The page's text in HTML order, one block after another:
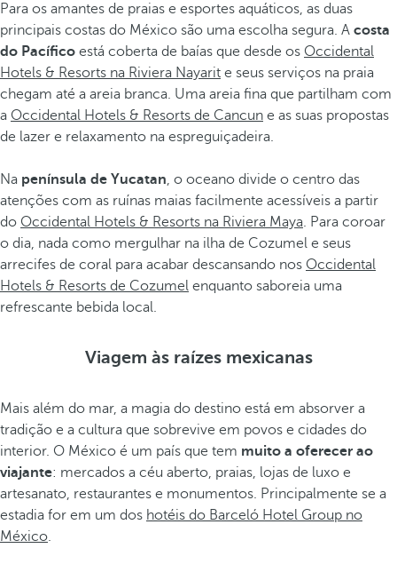
Para os amantes de praias e esportes aquáticos, as duas
principais costas do México são uma escolha segura. A costa
do Pacífico está coberta de baías que desde os Occidental
Hotels & Resorts na Riviera Nayarit e seus serviços na praia
chegam até a areia branca. Uma areia fina que partilham com
a Occidental Hotels & Resorts de Cancun e as suas propostas
de lazer e relaxamento na espreguiçadeira.
Na península de Yucatan, o oceano divide o centro das
atenções com as ruínas maias facilmente acessíveis a partir
do Occidental Hotels & Resorts na Riviera Maya. Para coroar
o dia, nada como mergulhar na ilha de Cozumel e seus
arrecifes de coral para acabar descansando nos Occidental
Hotels & Resorts de Cozumel enquanto saboreia uma
refrescante bebida local.
Viagem às raízes mexicanas
Mais além do mar, a magia do destino está em absorver a
tradição e a cultura que sobrevive em povos e cidades do
interior. O México é um país que tem muito a oferecer ao
viajante: mercados a céu aberto, praias, lojas de luxo e
artesanato, restaurantes e monumentos. Principalmente se a
estadia for em um dos hotéis do Barceló Hotel Group no
México.